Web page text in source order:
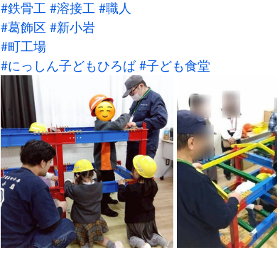
#鉄骨工 #溶接工 #職人
#葛飾区 #新小岩
#町工場
#にっしん子どもひろば #子ども食堂